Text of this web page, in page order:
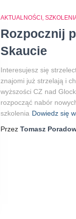
AKTUALNOŚCI,
Rozpocznij
Skaucie
Interesujesz się
znajomi już strzelają i
wyższości CZ nad
rozpocząć nabór
szkolenia Dowiedz się
Przez Tomasz